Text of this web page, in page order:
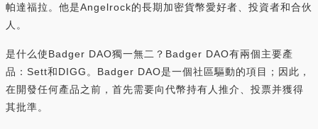
帕達福拉。他是Angelrock的長期加密貨幣愛好者、投資者和合伙
人。
是什么使Badger DAO獨一無二？Badger DAO有兩個主要產
品：Sett和DIGG。Badger DAO是一個社區驅動的項目；因此，
在開發任何產品之前，首先需要向代幣持有人推介、投票并獲得
其批準。